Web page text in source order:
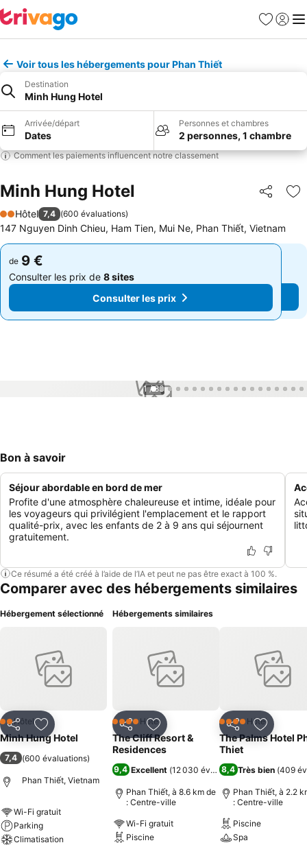
Favoris
Se
Voir tous les hébergements pour Phan Thiết
Destination
Minh Hung Hotel
Arrivée/départ
Dates
Personnes et chambres
2 personnes, 1 chambre
Comment les paiements influencent notre classement
Minh Hung Hotel Partager
2 Étoiles
Hôtel 7,4 (600 évaluations)
147 Nguyen Dinh Chieu, Ham Tien, Mui Ne, Phan Thiết, Vietnam
de 9 €
Consulter les prix de 8 sites
Consulter les prix
de 9 €
Consulter les prix de 8 sites
Consulter les prix
1 / 83
Bon à savoir
Séjour abordable en bord de mer
Profite d'une atmosphère chaleureuse et intime, idéale pour
les voyageurs qui privilégient l'emplacement et le rapport
qualité-prix, avec les enfants de 2 à 9 ans qui séjournent
gratuitement.
Ce résumé a été créé à l’aide de l’IA et peut ne pas être exact à 100 %.
Comparer avec des hébergements similaires
Hébergement sélectionné
PartagerAjouter à mes favoris
2 Étoiles
Hôtel
Minh Hung Hotel
7,4 (600 évaluations)
Phan Thiết, Vietnam
Wi-Fi gratuit
Parking
Climatisation
Hébergements similaires
PartagerAjouter à mes favoris
4 ÉtoilesHôtel
The Cliff Resort &
Residences
9,4 Excellent (12 030 évaluations)
Phan Thiết, à 8.6 km de
: Centre-ville
Wi-Fi gratuit
Piscine
PartagerAjouter
4 ÉtoilesHôtel
The Palms Hotel
Thiet
8,4 Très bien (409
Phan Thiết, à 2.2
: Centre-ville
Piscine
Spa